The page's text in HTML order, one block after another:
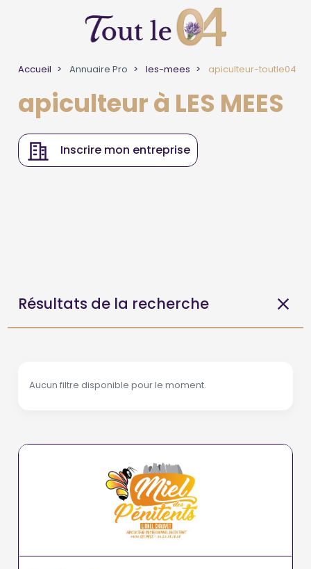
Accueil Annuaire Pro les-mees apiculteur-toutle04
apiculteur à LES MEES
Inscrire mon entreprise
Résultats de la recherche
Aucun filtre disponible pour le moment.